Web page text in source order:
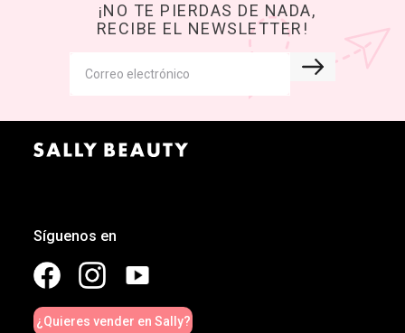
¡NO TE PIERDAS DE NADA,
RECIBE EL NEWSLETTER!
Síguenos en
¿Quieres vender en Sally?